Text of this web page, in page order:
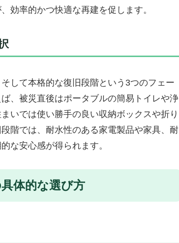
時もスマホをフル活用
ポイント
スムーズに
トⅡ搭載
ック
効率的かつ快適な再建を促します。
して本格的な復旧段階という3つのフェー
、被災直後はポータブルの簡易トイレや浄
いでは使い勝手の良い収納ボックスや折り
階では、耐水性のある家電製品や家具、耐
な安心感が得られます。
体的な選び方